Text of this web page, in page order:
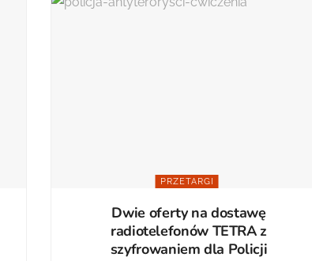
PRZETARGI
Dwie oferty na dostawę
radiotelefonów TETRA z
szyfrowaniem dla Policji